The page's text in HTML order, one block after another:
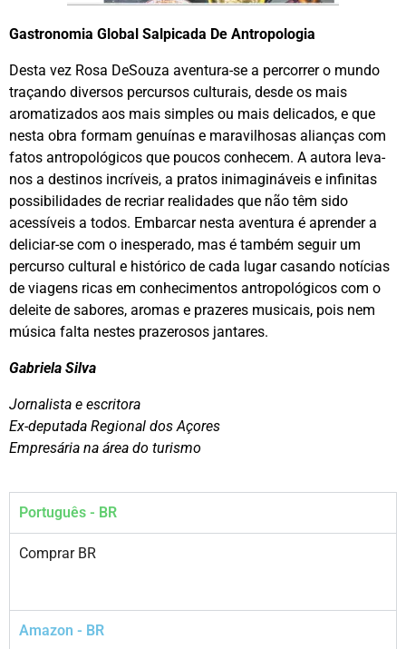
Gastronomia Global Salpicada De Antropologia
Desta vez Rosa DeSouza aventura-se a percorrer o mundo
traçando diversos percursos culturais, desde os mais
aromatizados aos mais simples ou mais delicados, e que
nesta obra formam genuínas e maravilhosas alianças com
fatos antropológicos que poucos conhecem. A autora leva-
nos a destinos incríveis, a pratos inimagináveis e infinitas
possibilidades de recriar realidades que não têm sido
acessíveis a todos. Embarcar nesta aventura é aprender a
deliciar-se com o inesperado, mas é também seguir um
percurso cultural e histórico de cada lugar casando notícias
de viagens ricas em conhecimentos antropológicos com o
deleite de sabores, aromas e prazeres musicais, pois nem
música falta nestes prazerosos jantares.
Gabriela Silva
Jornalista e escritora
Ex-deputada Regional dos Açores
Empresária na área do turismo
Português - BR
Comprar BR
Amazon - BR